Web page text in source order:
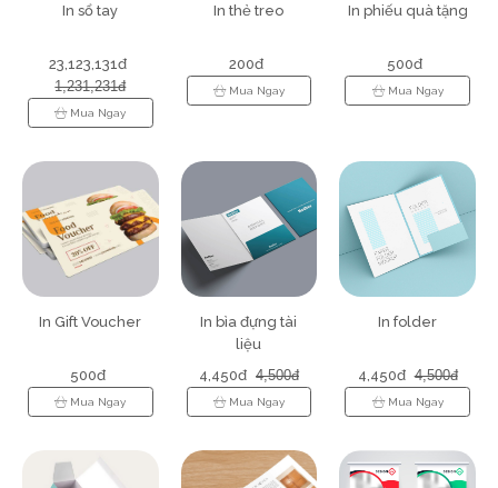
In sổ tay
23,123,131đ
1,231,231đ
Mua Ngay
In thẻ treo
200đ
Mua Ngay
In phiếu quà tặng
500đ
Mua Ngay
In Gift Voucher
500đ
Mua Ngay
In bìa đựng tài
liệu
4,450đ 4,500đ
Mua Ngay
In folder
4,450đ 4,500đ
Mua Ngay